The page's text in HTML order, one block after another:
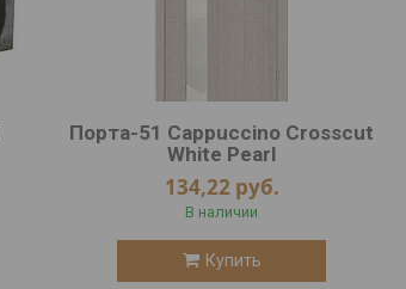
Порта-51 Cappuccino Crosscut
White Pearl
134,22 руб.
В наличии
Купить